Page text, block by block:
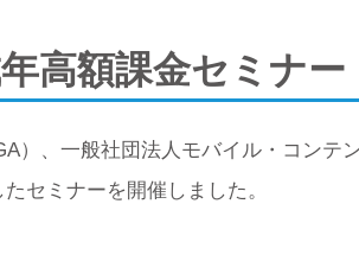
高額課金セミナー
）、一般社団法人モバイル・コンテ
セミナーを開催しました。